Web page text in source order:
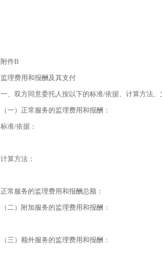
附件B
监理费用和报酬及其支付
一、双方同意委托人按以下的标准/依据、计算方法
（一）正常服务的监理费用和报酬：
标准/依据：
计算方法：
正常服务的监理费用和报酬总额：
（二）附加服务的监理费用和报酬：
（三）额外服务的监理费用和报酬：